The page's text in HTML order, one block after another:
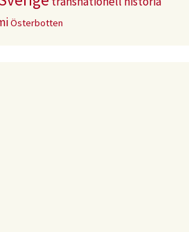
Österbotten